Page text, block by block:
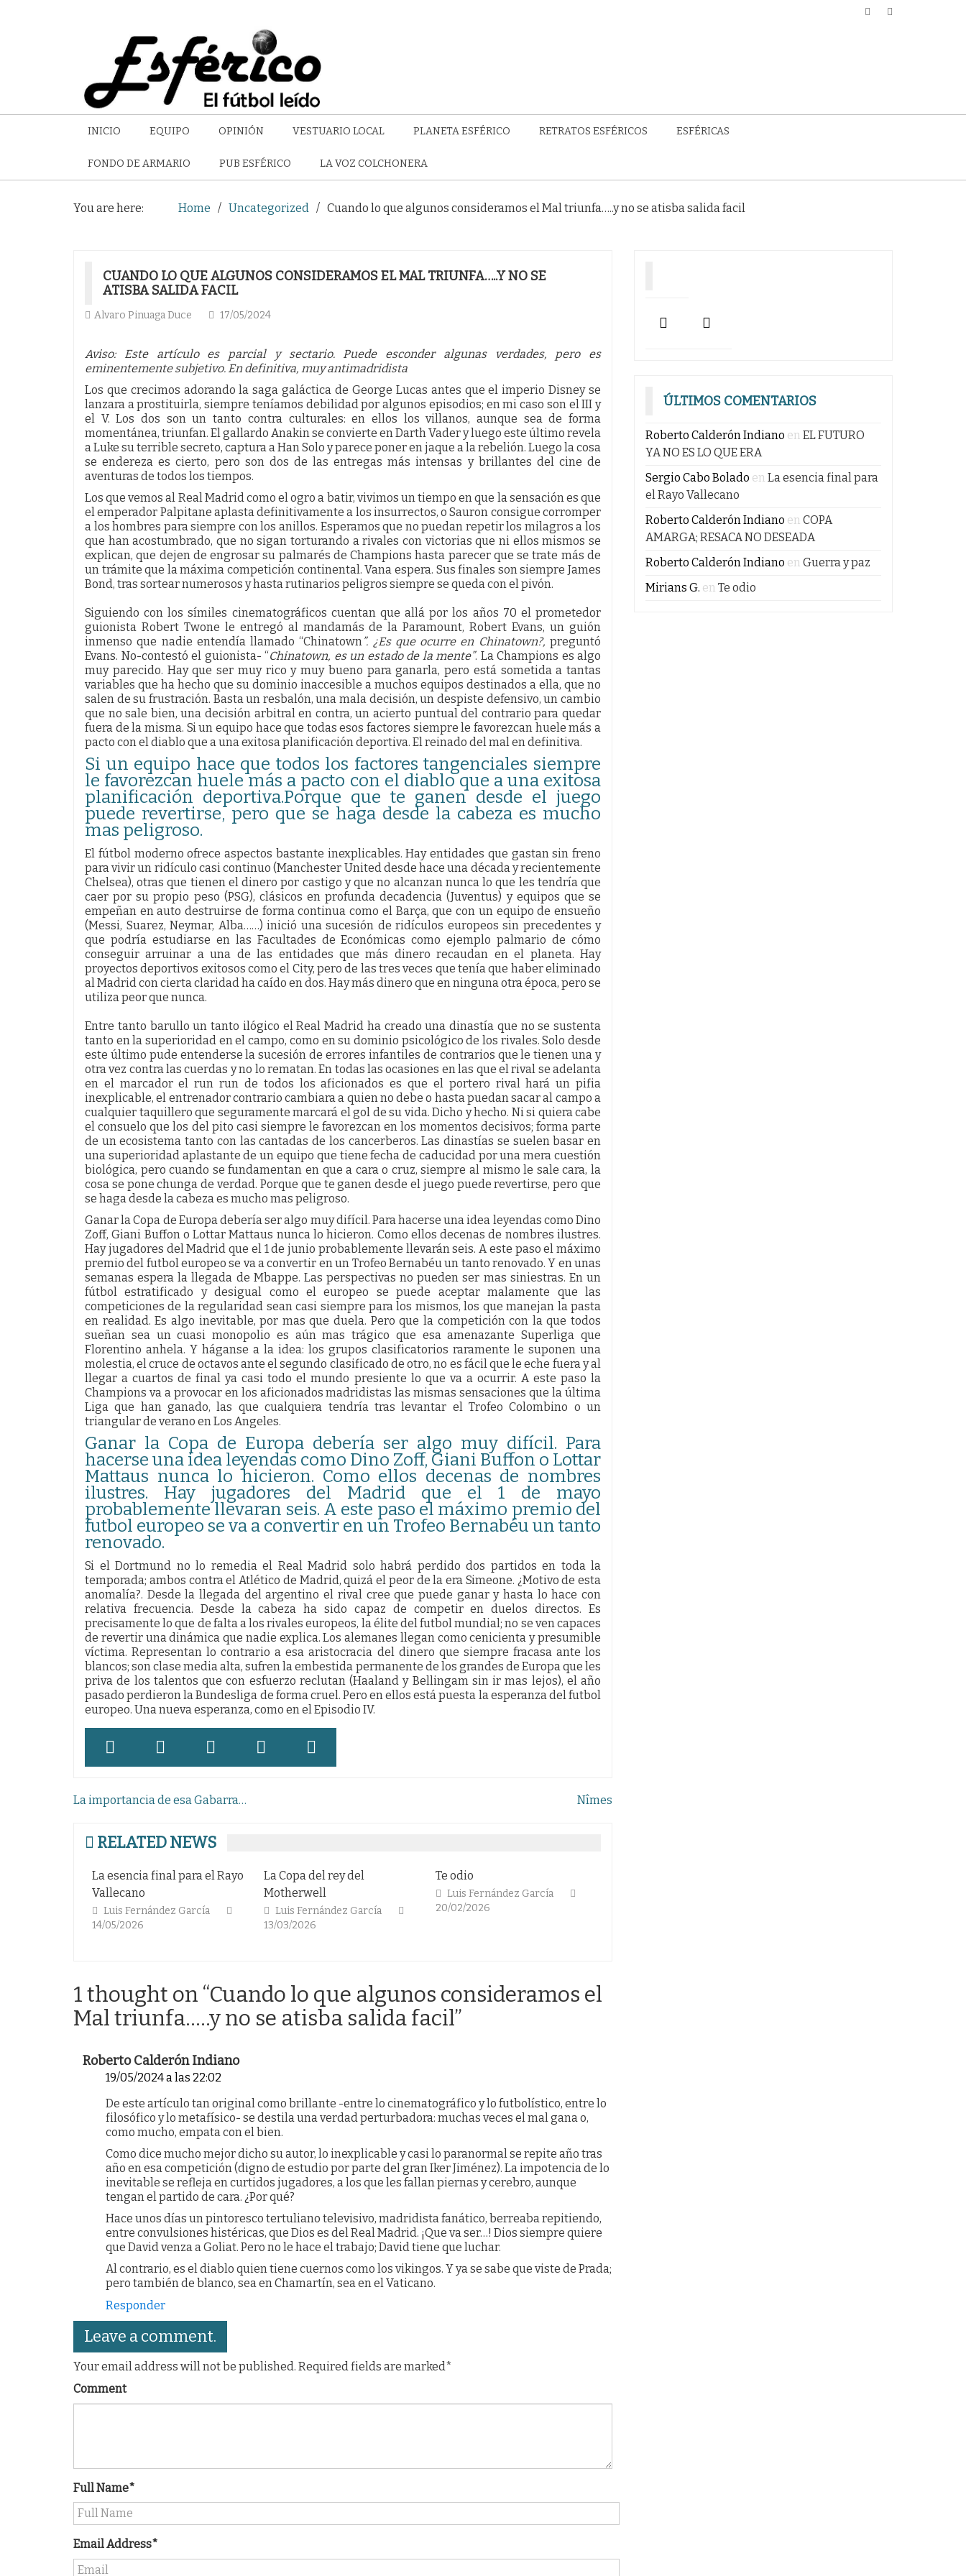
INICIO EQUIPO OPINIÓN VESTUARIO LOCAL PLANETA ESFÉRICO RETRATOS ESFÉRICOS ESFÉRICAS
FONDO DE ARMARIO PUB ESFÉRICO LA VOZ COLCHONERA
You are here: Home Uncategorized Cuando lo que algunos consideramos el Mal triunfa…..y no se atisba salida facil
CUANDO LO QUE ALGUNOS CONSIDERAMOS EL MAL TRIUNFA…..Y NO SE
ATISBA SALIDA FACIL
Alvaro Pinuaga Duce 17/05/2024
Aviso: Este artículo es parcial y sectario. Puede esconder algunas verdades, pero es
eminentemente subjetivo. En definitiva, muy antimadridista
Los que crecimos adorando la saga galáctica de George Lucas antes que el imperio Disney se
lanzara a prostituirla, siempre teníamos debilidad por algunos episodios; en mi caso son el III y
el V. Los dos son un tanto contra culturales: en ellos los villanos, aunque sea de forma
momentánea, triunfan. El gallardo Anakin se convierte en Darth Vader y luego este último revela
a Luke su terrible secreto, captura a Han Solo y parece poner en jaque a la rebelión. Luego la cosa
se endereza es cierto, pero son dos de las entregas más intensas y brillantes del cine de
aventuras de todos los tiempos.
Los que vemos al Real Madrid como el ogro a batir, vivimos un tiempo en que la sensación es que
el emperador Palpitane aplasta definitivamente a los insurrectos, o Sauron consigue corromper
a los hombres para siempre con los anillos. Esperamos que no puedan repetir los milagros a los
que han acostumbrado, que no sigan torturando a rivales con victorias que ni ellos mismos se
explican, que dejen de engrosar su palmarés de Champions hasta parecer que se trate más de
un trámite que la máxima competición continental. Vana espera. Sus finales son siempre James
Bond, tras sortear numerosos y hasta rutinarios peligros siempre se queda con el pivón.
Siguiendo con los símiles cinematográficos cuentan que allá por los años 70 el prometedor
guionista Robert Twone le entregó al mandamás de la Paramount, Robert Evans, un guión
inmenso que nadie entendía llamado “Chinatown”. ¿Es que ocurre en Chinatown?, preguntó
Evans. No-contestó el guionista- “Chinatown, es un estado de la mente”. La Champions es algo
muy parecido. Hay que ser muy rico y muy bueno para ganarla, pero está sometida a tantas
variables que ha hecho que su dominio inaccesible a muchos equipos destinados a ella, que no
salen de su frustración. Basta un resbalón, una mala decisión, un despiste defensivo, un cambio
que no sale bien, una decisión arbitral en contra, un acierto puntual del contrario para quedar
fuera de la misma. Si un equipo hace que todas esos factores siempre le favorezcan huele más a
pacto con el diablo que a una exitosa planificación deportiva. El reinado del mal en definitiva.
Si un equipo hace que todos los factores tangenciales siempre
le favorezcan huele más a pacto con el diablo que a una exitosa
planificación deportiva.Porque que te ganen desde el juego
puede revertirse, pero que se haga desde la cabeza es mucho
mas peligroso.
El fútbol moderno ofrece aspectos bastante inexplicables. Hay entidades que gastan sin freno
para vivir un ridículo casi continuo (Manchester United desde hace una década y recientemente
Chelsea), otras que tienen el dinero por castigo y que no alcanzan nunca lo que les tendría que
caer por su propio peso (PSG), clásicos en profunda decadencia (Juventus) y equipos que se
empeñan en auto destruirse de forma continua como el Barça, que con un equipo de ensueño
(Messi, Suarez, Neymar, Alba……) inició una sucesión de ridículos europeos sin precedentes y
que podría estudiarse en las Facultades de Económicas como ejemplo palmario de cómo
conseguir arruinar a una de las entidades que más dinero recaudan en el planeta. Hay
proyectos deportivos exitosos como el City, pero de las tres veces que tenía que haber eliminado
al Madrid con cierta claridad ha caído en dos. Hay más dinero que en ninguna otra época, pero se
utiliza peor que nunca.
Entre tanto barullo un tanto ilógico el Real Madrid ha creado una dinastía que no se sustenta
tanto en la superioridad en el campo, como en su dominio psicológico de los rivales. Solo desde
este último pude entenderse la sucesión de errores infantiles de contrarios que le tienen una y
otra vez contra las cuerdas y no lo rematan. En todas las ocasiones en las que el rival se adelanta
en el marcador el run run de todos los aficionados es que el portero rival hará un pifia
inexplicable, el entrenador contrario cambiara a quien no debe o hasta puedan sacar al campo a
cualquier taquillero que seguramente marcará el gol de su vida. Dicho y hecho. Ni si quiera cabe
el consuelo que los del pito casi siempre le favorezcan en los momentos decisivos; forma parte
de un ecosistema tanto con las cantadas de los cancerberos. Las dinastías se suelen basar en
una superioridad aplastante de un equipo que tiene fecha de caducidad por una mera cuestión
biológica, pero cuando se fundamentan en que a cara o cruz, siempre al mismo le sale cara, la
cosa se pone chunga de verdad. Porque que te ganen desde el juego puede revertirse, pero que
se haga desde la cabeza es mucho mas peligroso.
Ganar la Copa de Europa debería ser algo muy difícil. Para hacerse una idea leyendas como Dino
Zoff, Giani Buffon o Lottar Mattaus nunca lo hicieron. Como ellos decenas de nombres ilustres.
Hay jugadores del Madrid que el 1 de junio probablemente llevarán seis. A este paso el máximo
premio del futbol europeo se va a convertir en un Trofeo Bernabéu un tanto renovado. Y en unas
semanas espera la llegada de Mbappe. Las perspectivas no pueden ser mas siniestras. En un
fútbol estratificado y desigual como el europeo se puede aceptar malamente que las
competiciones de la regularidad sean casi siempre para los mismos, los que manejan la pasta
en realidad. Es algo inevitable, por mas que duela. Pero que la competición con la que todos
sueñan sea un cuasi monopolio es aún mas trágico que esa amenazante Superliga que
Florentino anhela. Y háganse a la idea: los grupos clasificatorios raramente le suponen una
molestia, el cruce de octavos ante el segundo clasificado de otro, no es fácil que le eche fuera y al
llegar a cuartos de final ya casi todo el mundo presiente lo que va a ocurrir. A este paso la
Champions va a provocar en los aficionados madridistas las mismas sensaciones que la última
Liga que han ganado, las que cualquiera tendría tras levantar el Trofeo Colombino o un
triangular de verano en Los Angeles.
Ganar la Copa de Europa debería ser algo muy difícil. Para
hacerse una idea leyendas como Dino Zoff, Giani Buffon o Lottar
Mattaus nunca lo hicieron. Como ellos decenas de nombres
ilustres. Hay jugadores del Madrid que el 1 de mayo
probablemente llevaran seis. A este paso el máximo premio del
futbol europeo se va a convertir en un Trofeo Bernabéu un tanto
renovado.
Si el Dortmund no lo remedia el Real Madrid solo habrá perdido dos partidos en toda la
temporada; ambos contra el Atlético de Madrid, quizá el peor de la era Simeone. ¿Motivo de esta
anomalía?. Desde la llegada del argentino el rival cree que puede ganar y hasta lo hace con
relativa frecuencia. Desde la cabeza ha sido capaz de competir en duelos directos. Es
precisamente lo que de falta a los rivales europeos, la élite del futbol mundial; no se ven capaces
de revertir una dinámica que nadie explica. Los alemanes llegan como cenicienta y presumible
víctima. Representan lo contrario a esa aristocracia del dinero que siempre fracasa ante los
blancos; son clase media alta, sufren la embestida permanente de los grandes de Europa que les
priva de los talentos que con esfuerzo reclutan (Haaland y Bellingam sin ir mas lejos), el año
pasado perdieron la Bundesliga de forma cruel. Pero en ellos está puesta la esperanza del futbol
europeo. Una nueva esperanza, como en el Episodio IV.
Navegación
entradas
La importancia de esa Gabarra… Nîmes
RELATED NEWS
La esencia final para el Rayo
Luis Fernández García
La Copa del rey del
Luis Fernández García
Te odio
Luis Fernández García
20/02/2026
Colaboradores
1 thought on “Cuando lo que algunos consideramos el
Mal triunfa…..y no se atisba salida facil”
Roberto Calderón Indiano
19/05/2024 a las 22:02
De este artículo tan original como brillante -entre lo cinematográfico y lo futbolístico, entre lo
filosófico y lo metafísico- se destila una verdad perturbadora: muchas veces el mal gana o,
como mucho, empata con el bien.
Como dice mucho mejor dicho su autor, lo inexplicable y casi lo paranormal se repite año tras
año en esa competición (digno de estudio por parte del gran Iker Jiménez). La impotencia de lo
inevitable se refleja en curtidos jugadores, a los que les fallan piernas y cerebro, aunque
tengan el partido de cara. ¿Por qué?
Hace unos días un pintoresco tertuliano televisivo, madridista fanático, berreaba repitiendo,
entre convulsiones histéricas, que Dios es del Real Madrid. ¡Que va ser…! Dios siempre quiere
que David venza a Goliat. Pero no le hace el trabajo; David tiene que luchar.
Al contrario, es el diablo quien tiene cuernos como los vikingos. Y ya se sabe que viste de Prada;
pero también de blanco, sea en Chamartín, sea en el Vaticano.
Responder
Leave a comment.
Your email address will not be published. Required fields are marked*
Comment
Full Name*
Email Address*
ÚLTIMOS COMENTARIOS
Roberto Calderón Indiano en EL FUTURO
YA NO ES LO QUE ERA
Sergio Cabo Bolado en La esencia final para
el Rayo Vallecano
Roberto Calderón Indiano en COPA
AMARGA; RESACA NO DESEADA
Roberto Calderón Indiano en Guerra y paz
Mirians G. en Te odio